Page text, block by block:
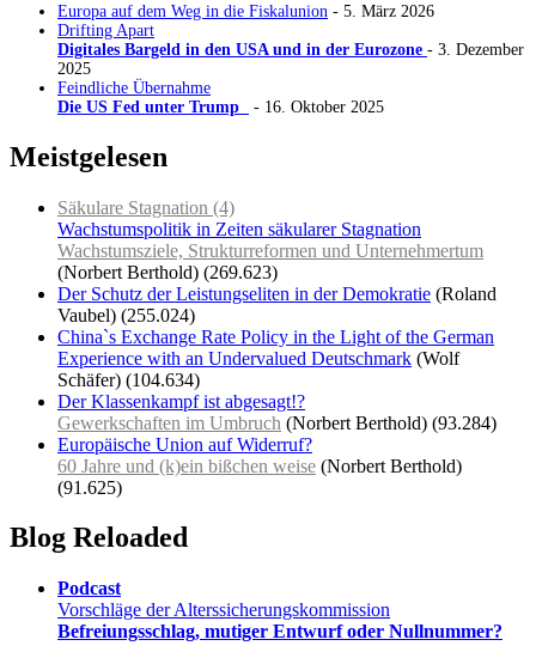
Europa auf dem Weg in die Fiskalunion - 5. März 2026
Drifting Apart
Digitales Bargeld in den USA und in der Eurozone - 3. Dezember
2025
Feindliche Übernahme
Die US Fed unter Trump
- 16. Oktober 2025
Meistgelesen
Säkulare Stagnation (4)
Wachstumspolitik in Zeiten säkularer Stagnation
Wachstumsziele, Strukturreformen und Unternehmertum
(Norbert Berthold) (269.623)
Der Schutz der Leistungseliten in der Demokratie (Roland
Vaubel) (255.024)
China`s Exchange Rate Policy in the Light of the German
Experience with an Undervalued Deutschmark (Wolf
Schäfer) (104.634)
Der Klassenkampf ist abgesagt!?
Gewerkschaften im Umbruch (Norbert Berthold) (93.284)
Europäische Union auf Widerruf?
60 Jahre und (k)ein bißchen weise (Norbert Berthold)
(91.625)
Blog Reloaded
Podcast
Vorschläge der Alterssicherungskommission
Befreiungsschlag, mutiger Entwurf oder Nullnummer?